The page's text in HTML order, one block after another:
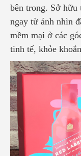
bên trong. Sở
ngay từ ánh nhìn
mềm mại ở các
tinh tế, khỏe